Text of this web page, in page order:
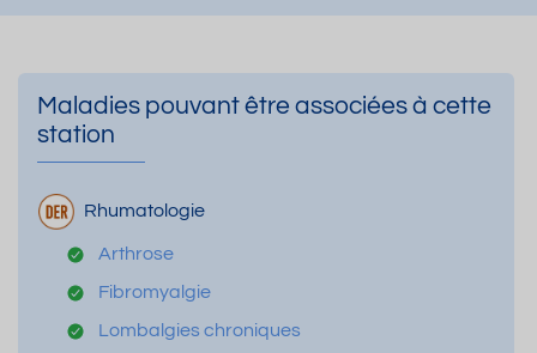
Maladies pouvant être associées à cette
station
Rhumatologie
Arthrose
Fibromyalgie
Lombalgies chroniques